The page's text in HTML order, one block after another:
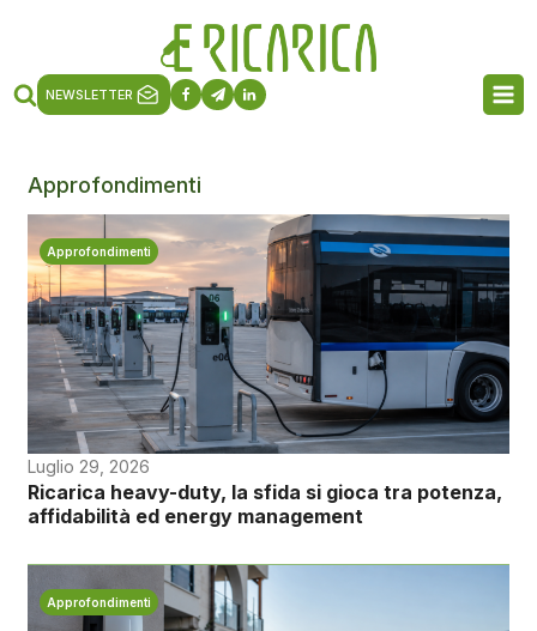
NEWSLETTER
Approfondimenti
Approfondimenti
Luglio 29, 2026
Ricarica heavy-duty, la sfida si gioca tra potenza,
affidabilità ed energy management
Approfondimenti